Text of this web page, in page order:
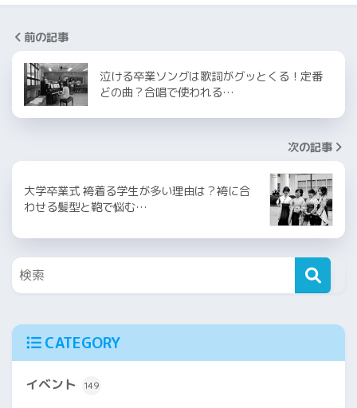
前の記事
泣ける卒業ソングは歌詞がグッとくる！定番
どの曲？合唱で使われる…
次の記事
大学卒業式 袴着る学生が多い理由は？袴に合
わせる髪型と鞄で悩む…
CATEGORY
イベント 149